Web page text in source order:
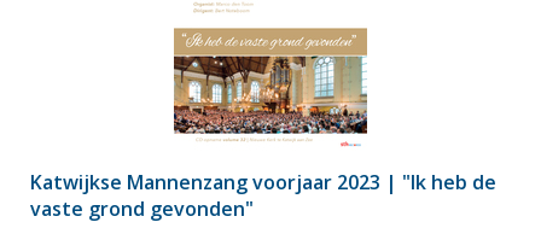
Katwijkse Mannenzang voorjaar 2023 | "Ik heb de
vaste grond gevonden"